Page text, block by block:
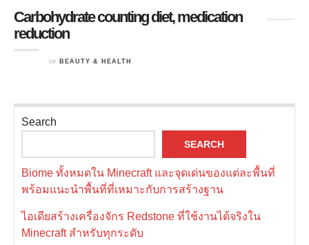
Carbohydrate counting diet, medication
reduction
in BEAUTY & HEALTH
Search
SEARCH
Biome ทั้งหมดใน Minecraft และจุดเด่นของแต่ละพื้นที่
พร้อมแนะนำพื้นที่ที่เหมาะกับการสร้างฐาน
ไอเดียสร้างเครื่องจักร Redstone ที่ใช้งานได้จริงใน
Minecraft สำหรับทุกระดับ